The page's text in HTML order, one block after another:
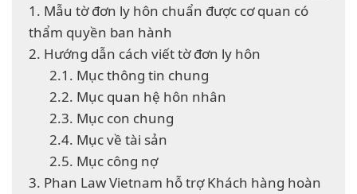
1. Mẫu tờ đơn ly hôn chuẩn được cơ quan có
thẩm quyền ban hành
2. Hướng dẫn cách viết tờ đơn ly hôn
2.1. Mục thông tin chung
2.2. Mục quan hệ hôn nhân
2.3. Mục con chung
2.4. Mục về tài sản
2.5. Mục công nợ
3. Phan Law Vietnam hỗ trợ Khách hàng hoàn